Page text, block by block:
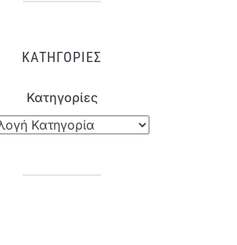
ΚΑΤΗΓΟΡΊΕΣ
Κατηγορίες